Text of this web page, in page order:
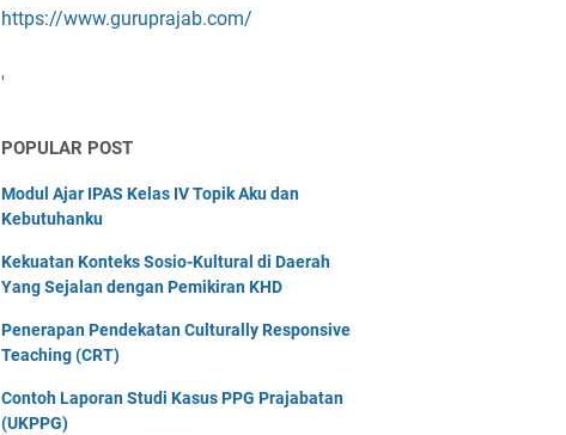
https://www.guruprajab.com/
'
POPULAR POST
Modul Ajar IPAS Kelas IV Topik Aku dan
Kebutuhanku
Kekuatan Konteks Sosio-Kultural di Daerah
Yang Sejalan dengan Pemikiran KHD
Penerapan Pendekatan Culturally Responsive
Teaching (CRT)
Contoh Laporan Studi Kasus PPG Prajabatan
(UKPPG)